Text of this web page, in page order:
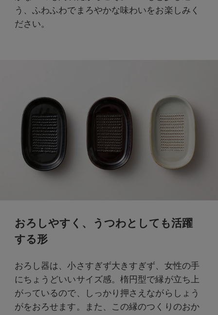
う、ふわふわでまろやかな味わいをお楽しみく
ださい。
おろしやすく、うつわとしても活躍
する形
おろし器は、小さすぎず大きすぎず、女性の手
にちょうどいいサイズ感。楕円型で縁が立ち上
がっているので、しっかり押さえながらしょう
がをおろせます。また、この縁のつくりのおか